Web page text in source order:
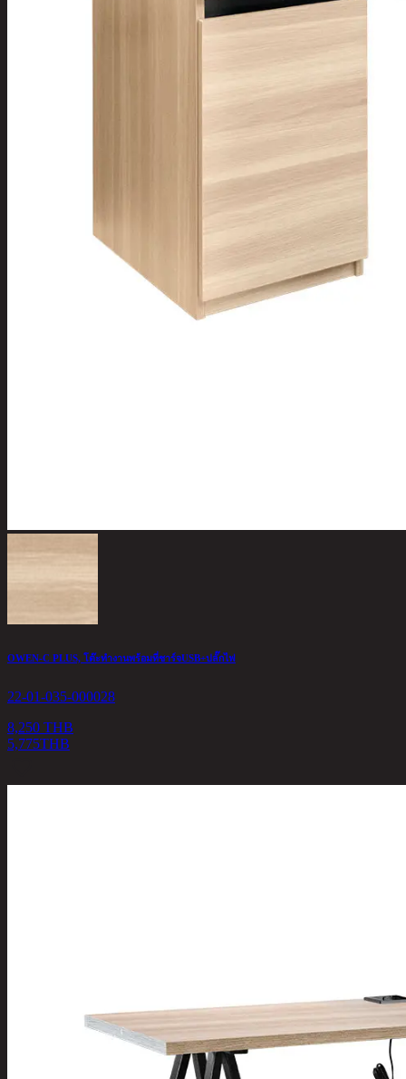
OWEN-C PLUS, โต๊ะทำงานพร้อมที่ชาร์จUSB+ปลั๊กไฟ
22-01-035-000028
8,250 THB
5,775THB